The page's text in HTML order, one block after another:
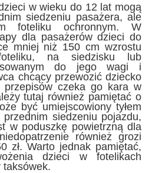
w wieku do 12 lat mogą
siedzeniu pasażera, ale
foteliku ochronnym. W
dla pasażerów dzieci do
mniej niż 150 cm wzrostu
na siedzisku lub
do jego wagi i
chcący przewozić dziecko
czeka go kara w
tutaj również pamiętać o
być umiejscowiony tyłem
siedzeniu pojazdu,
w poduszkę powietrzną dla
również grozi
zł. Warto jednak pamiętać,
dzieci w fotelikach
taksówek.